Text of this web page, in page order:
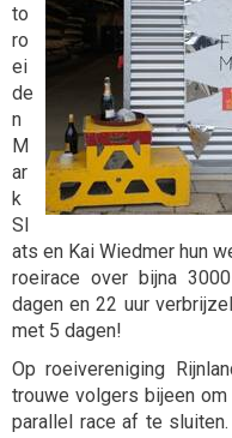
to
ro
ei
de
n
M
ar
k
Sl
ats en Kai Wiedmer hun
roeirace over bijna
dagen en 22 uur
met 5 dagen!
Op roeivereniging
trouwe volgers bijeen
parallel race af te